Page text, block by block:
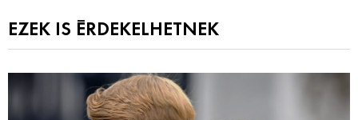
EZEK IS ÉRDEKELHETNEK